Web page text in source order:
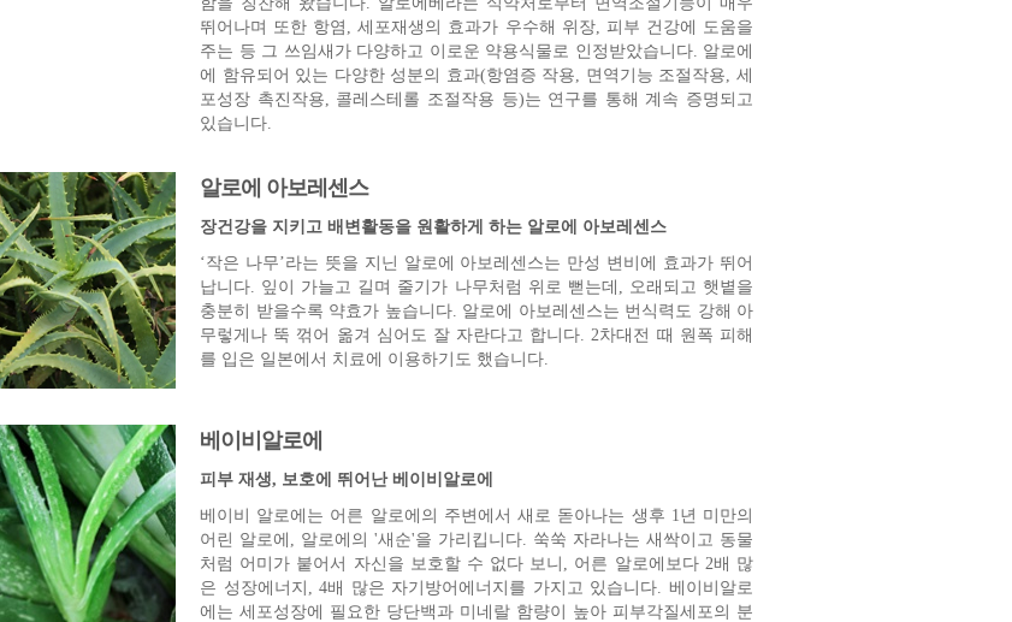
뛰어나며 또한 항염, 세포재생의 효과가 우수해 위장, 피부 건강에 도움을
주는 등 그 쓰임새가 다양하고 이로운 약용식물로 인정받았습니다. 알로에
에 함유되어 있는 다양한 성분의 효과(항염증 작용, 면역기능 조절작용, 세
포성장 촉진작용, 콜레스테롤 조절작용 등)는 연구를 통해 계속 증명되고
있습니다.
알로에 아보레센스
장건강을 지키고 배변활동을 원활하게 하는 알로에 아보레센스
‘작은 나무’라는 뜻을 지닌 알로에 아보레센스는 만성 변비에 효과가 뛰어
납니다. 잎이 가늘고 길며 줄기가 나무처럼 위로 뻗는데, 오래되고 햇볕을
충분히 받을수록 약효가 높습니다. 알로에 아보레센스는 번식력도 강해 아
무렇게나 뚝 꺾어 옮겨 심어도 잘 자란다고 합니다. 2차대전 때 원폭 피해
를 입은 일본에서 치료에 이용하기도 했습니다.
베이비알로에
피부 재생, 보호에 뛰어난 베이비알로에
베이비 알로에는 어른 알로에의 주변에서 새로 돋아나는 생후 1년 미만의
어린 알로에, 알로에의 '새순'을 가리킵니다. 쑥쑥 자라나는 새싹이고 동물
처럼 어미가 붙어서 자신을 보호할 수 없다 보니, 어른 알로에보다 2배 많
은 성장에너지, 4배 많은 자기방어에너지를 가지고 있습니다. 베이비알로
에는 세포성장에 필요한 당단백과 미네랄 함량이 높아 피부각질세포의 분